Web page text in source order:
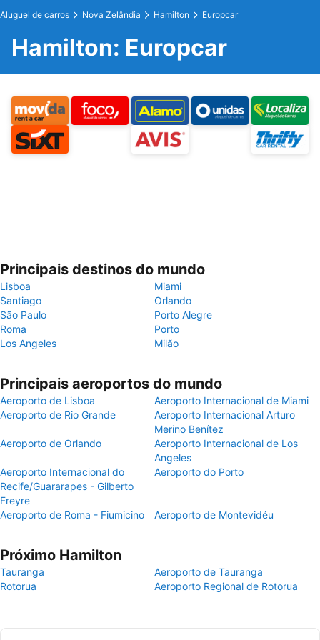
Aluguel de carros Nova Zelândia Hamilton Europcar
Hamilton: Europcar
Principais destinos do mundo
Lisboa
Miami
Santiago
Orlando
São Paulo
Porto Alegre
Roma
Porto
Los Angeles
Milão
Principais aeroportos do mundo
Aeroporto de Lisboa
Aeroporto Internacional de Miami
Aeroporto de Rio Grande
Aeroporto Internacional Arturo
Merino Benítez
Aeroporto de Orlando
Aeroporto Internacional de Los
Angeles
Aeroporto Internacional do
Recife/Guararapes - Gilberto
Freyre
Aeroporto do Porto
Aeroporto de Roma - Fiumicino Aeroporto de Montevidéu
Próximo Hamilton
Tauranga
Aeroporto de Tauranga
Rotorua
Aeroporto Regional de Rotorua